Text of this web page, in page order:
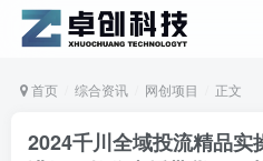
首页 综合资讯 网创项目 正文
2024千川全域投流精品实